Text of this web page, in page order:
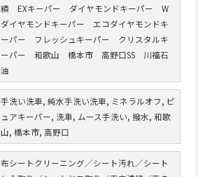
績 EXキーパー ダイヤモンドキーパー W
ダイヤモンドキーパー エコダイヤモンドキ
ーパー フレッシュキーパー クリスタルキ
ーパー 和歌山 橋本市 高野口SS 川福石
油
手洗い洗車, 純水手洗い洗車, ミネラルオフ, ピ
ュアキーパー, 洗車, ムース手洗い, 撥水, 和歌
山, 橋本市, 高野口
布シートクリーニング／シート汚れ／シート